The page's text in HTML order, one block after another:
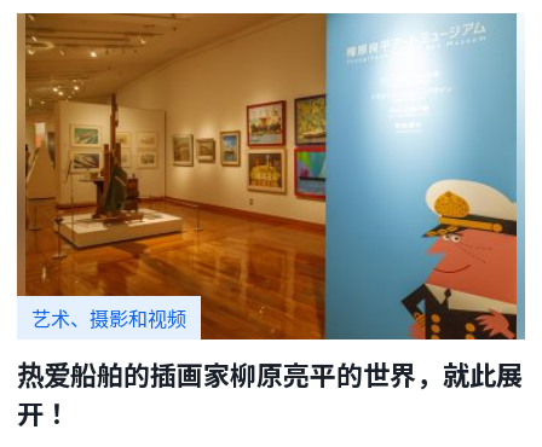
艺术、摄影和视频
热爱船舶的插画家柳原亮平的世界，就此展
开！